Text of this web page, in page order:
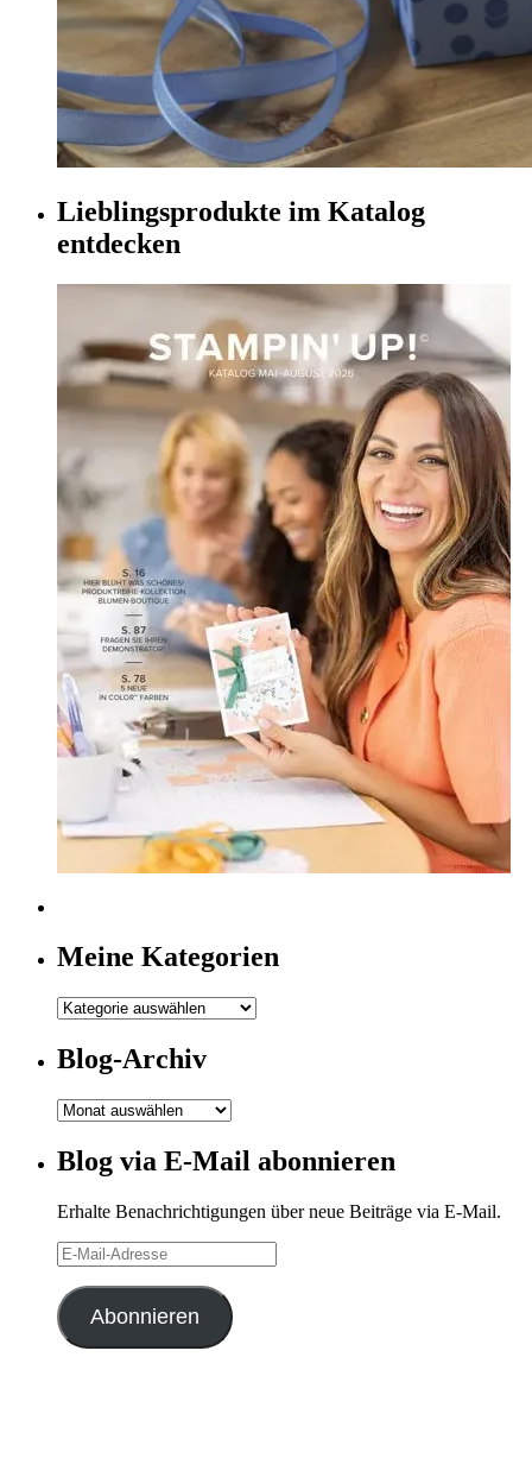
Lieblingsprodukte im Katalog
entdecken
Meine Kategorien
Meine
Blog-Archiv
Blog-
Blog via E-Mail abonnieren
Erhalte Benachrichtigungen über neue Beiträge via E-Mail.
E-
Mail-
Adresse
Abonnieren